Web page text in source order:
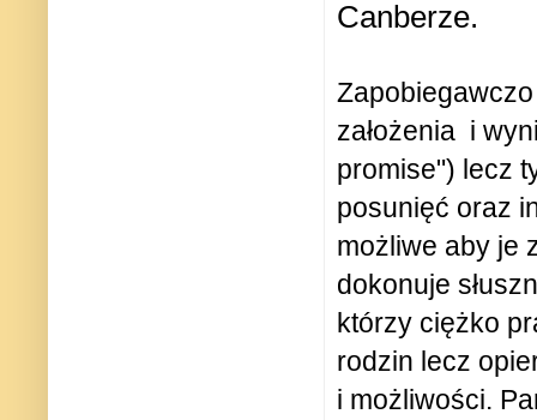
Canberze.
Zapobiegawczo
założenia i
promise") lecz
posunięć oraz
możliwe aby je
dokonuje
którzy ciężko
rodzin lecz
i możliwości.